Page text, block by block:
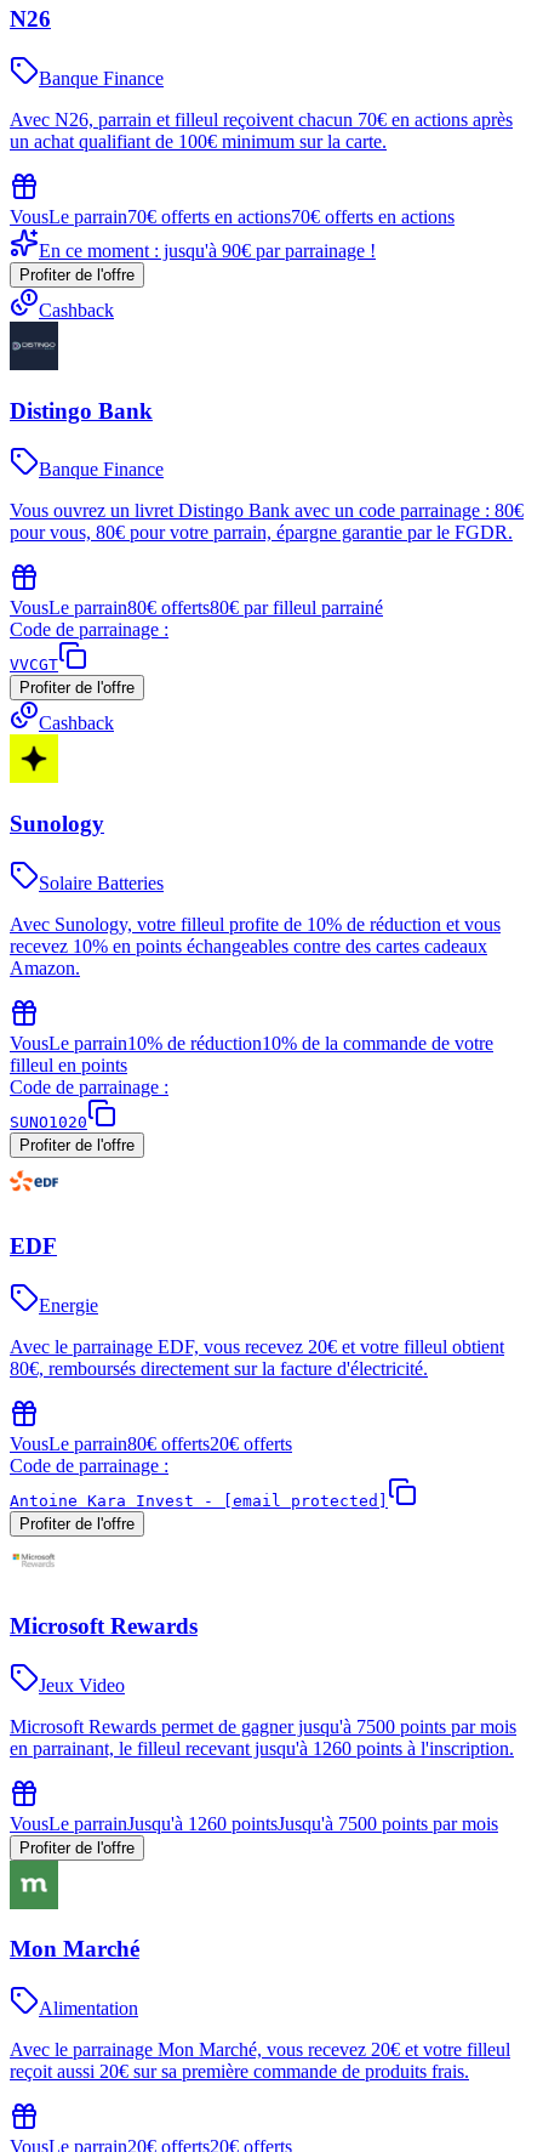
N26
Banque Finance
Avec N26, parrain et filleul reçoivent chacun 70€ en actions après
un achat qualifiant de 100€ minimum sur la carte.
VousLe parrain70€ offerts en actions70€ offerts en actions
En ce moment : jusqu'à 90€ par parrainage !
Profiter de l'offre
Cashback
Distingo Bank
Banque Finance
Vous ouvrez un livret Distingo Bank avec un code parrainage : 80€
pour vous, 80€ pour votre parrain, épargne garantie par le FGDR.
VousLe parrain80€ offerts80€ par filleul parrainé
Code de parrainage :
VVCGT
Profiter de l'offre
Cashback
Sunology
Solaire Batteries
Avec Sunology, votre filleul profite de 10% de réduction et vous
recevez 10% en points échangeables contre des cartes cadeaux
Amazon.
VousLe parrain10% de réduction10% de la commande de votre
filleul en points
Code de parrainage :
SUNO1020
Profiter de l'offre
EDF
Energie
Avec le parrainage EDF, vous recevez 20€ et votre filleul obtient
80€, remboursés directement sur la facture d'électricité.
VousLe parrain80€ offerts20€ offerts
Code de parrainage :
Antoine Kara Invest -
[email protected]
Profiter de l'offre
Microsoft Rewards
Jeux Video
Microsoft Rewards permet de gagner jusqu'à 7500 points par mois
en parrainant, le filleul recevant jusqu'à 1260 points à l'inscription.
VousLe parrainJusqu'à 1260 pointsJusqu'à 7500 points par mois
Profiter de l'offre
Mon Marché
Alimentation
Avec le parrainage Mon Marché, vous recevez 20€ et votre filleul
reçoit aussi 20€ sur sa première commande de produits frais.
VousLe parrain20€ offerts20€ offerts